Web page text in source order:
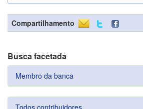
Compartilhamento
Busca facetada
Membro da banca
Todos contribuidores